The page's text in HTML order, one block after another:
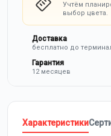
Учтём
выбор цвета.
Доставка
бесплатно до
Гарантия
12 месяцев
Характеристики